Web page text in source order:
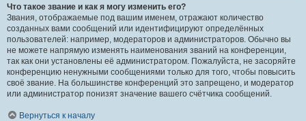
Что такое звание и как я могу изменить его?
Звания, отображаемые под вашим именем, отражают количество
созданных вами сообщений или идентифицируют определённых
пользователей: например, модераторов и администраторов. Обычно вы
не можете напрямую изменять наименования званий на конференции,
так как они установлены её администратором. Пожалуйста, не засоряйте
конференцию ненужными сообщениями только для того, чтобы повысить
своё звание. На большинстве конференций это запрещено, и модератор
или администратор понизят значение вашего счётчика сообщений.
Вернуться к началу